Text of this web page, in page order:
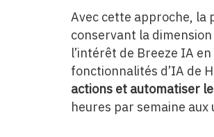
Avec cette approche, la
conservant la
l’intérêt de Breeze IA
fonctionnalités d’IA de
actions et automatiser
heures par semaine